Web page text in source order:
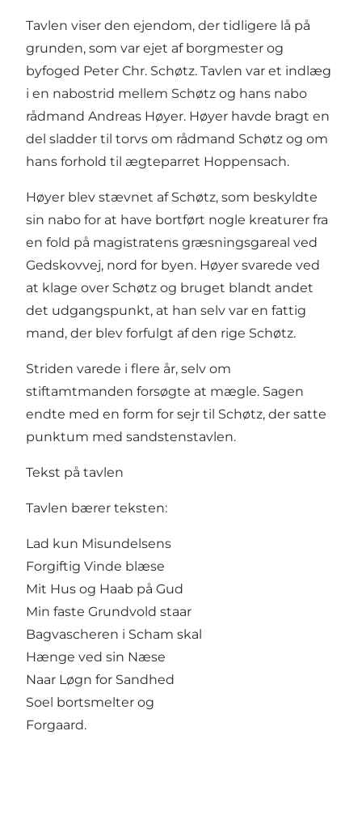
Tavlen viser den ejendom, der tidligere lå på
grunden, som var ejet af borgmester og
byfoged Peter Chr. Schøtz. Tavlen var et indlæg
i en nabostrid mellem Schøtz og hans nabo
rådmand Andreas Høyer. Høyer havde bragt en
del sladder til torvs om rådmand Schøtz og om
hans forhold til ægteparret Hoppensach.
Høyer blev stævnet af Schøtz, som beskyldte
sin nabo for at have bortført nogle kreaturer fra
en fold på magistratens græsningsgareal ved
Gedskovvej, nord for byen. Høyer svarede ved
at klage over Schøtz og bruget blandt andet
det udgangspunkt, at han selv var en fattig
mand, der blev forfulgt af den rige Schøtz.
Striden varede i flere år, selv om
stiftamtmanden forsøgte at mægle. Sagen
endte med en form for sejr til Schøtz, der satte
punktum med sandstenstavlen.
Tekst på tavlen
Tavlen bærer teksten:
Lad kun Misundelsens
Forgiftig Vinde blæse
Mit Hus og Haab på Gud
Min faste Grundvold staar
Bagvascheren i Scham skal
Hænge ved sin Næse
Naar Løgn for Sandhed
Soel bortsmelter og
Forgaard.